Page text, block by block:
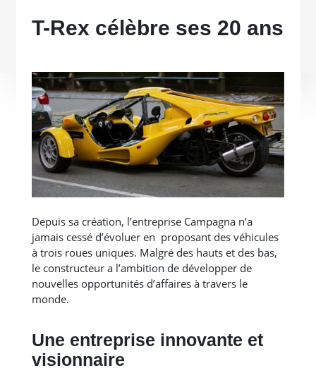
T-Rex célèbre ses 20 ans
Depuis sa création, l’entreprise Campagna n’a
jamais cessé d’évoluer en proposant des véhicules
à trois roues uniques. Malgré des hauts et des bas,
le constructeur a l’ambition de développer de
nouvelles opportunités d’affaires à travers le
monde.
Une entreprise innovante et
visionnaire